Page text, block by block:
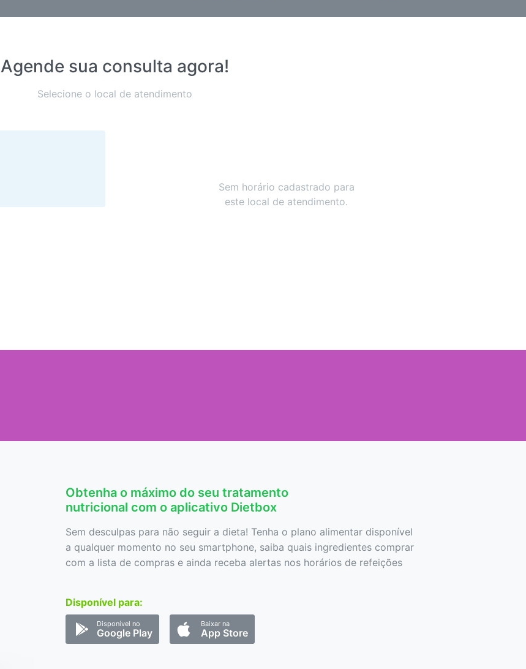
Agende sua consulta agora!
Selecione o local de atendimento
Sem horário cadastrado para
este local de atendimento.
Obtenha o máximo do seu tratamento
nutricional com o aplicativo Dietbox
Sem desculpas para não seguir a dieta! Tenha o plano alimentar disponível
a qualquer momento no seu smartphone, saiba quais ingredientes comprar
com a lista de compras e ainda receba alertas nos horários de refeições
Disponível para:
Disponível no
Google Play
Baixar na
App Store